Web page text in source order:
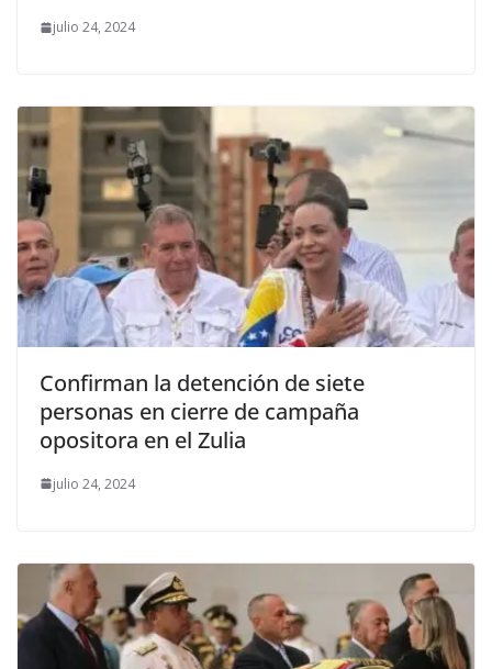
julio 24, 2024
Confirman la detención de siete
personas en cierre de campaña
opositora en el Zulia
julio 24, 2024